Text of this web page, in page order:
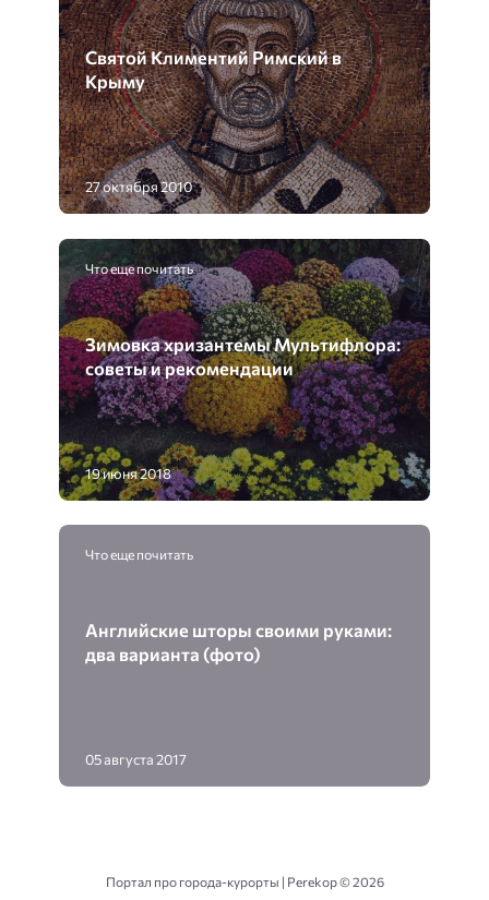
Святой Климентий Римский в
Крыму
27 октября 2010
Что еще почитать
Зимовка хризантемы Мультифлора:
советы и рекомендации
19 июня 2018
Что еще почитать
Английские шторы своими руками:
два варианта (фото)
05 августа 2017
Портал про города-курорты | Perekop ©2026